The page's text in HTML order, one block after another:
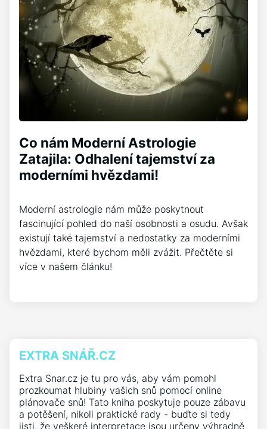
Co nám Moderní Astrologie
Zatajila: Odhalení tajemství za
moderními hvězdami!
Moderní astrologie nám může poskytnout
fascinující pohled do naší osobnosti a osudu. Avšak
existují také tajemství a nedostatky za moderními
hvězdami, které bychom měli zvážit. Přečtěte si
více v našem článku!
EXTRA SNÁŘ.CZ
Extra Snar.cz je tu pro vás, aby vám pomohl
prozkoumat hlubiny vašich snů pomocí online
plánovače snů! Tato kniha poskytuje pouze zábavu
a potěšení, nikoli praktické rady - buďte si tedy
jisti, že veškeré interpretace jsou určeny výhradně